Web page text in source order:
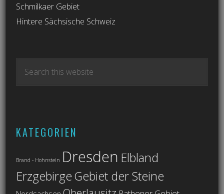
Schmilkaer Gebiet
Hintere Sächsische Schweiz
KATEGORIEN
Brand - Hohnstein Dresden Elbland
ErzgebirgeGebiet der Steine